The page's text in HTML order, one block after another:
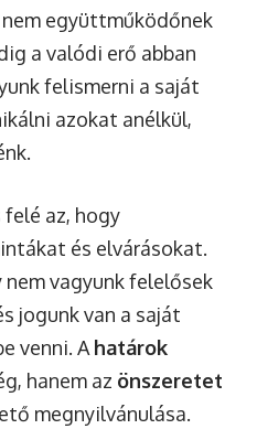
együttműködőnek
a valódi erő abban
felismerni a saját
azokat anélkül,
az, hogy
és elvárásokat.
vagyunk felelősek
jogunk van a saját
venni. A határok
hanem az önszeretet
megnyilvánulása.